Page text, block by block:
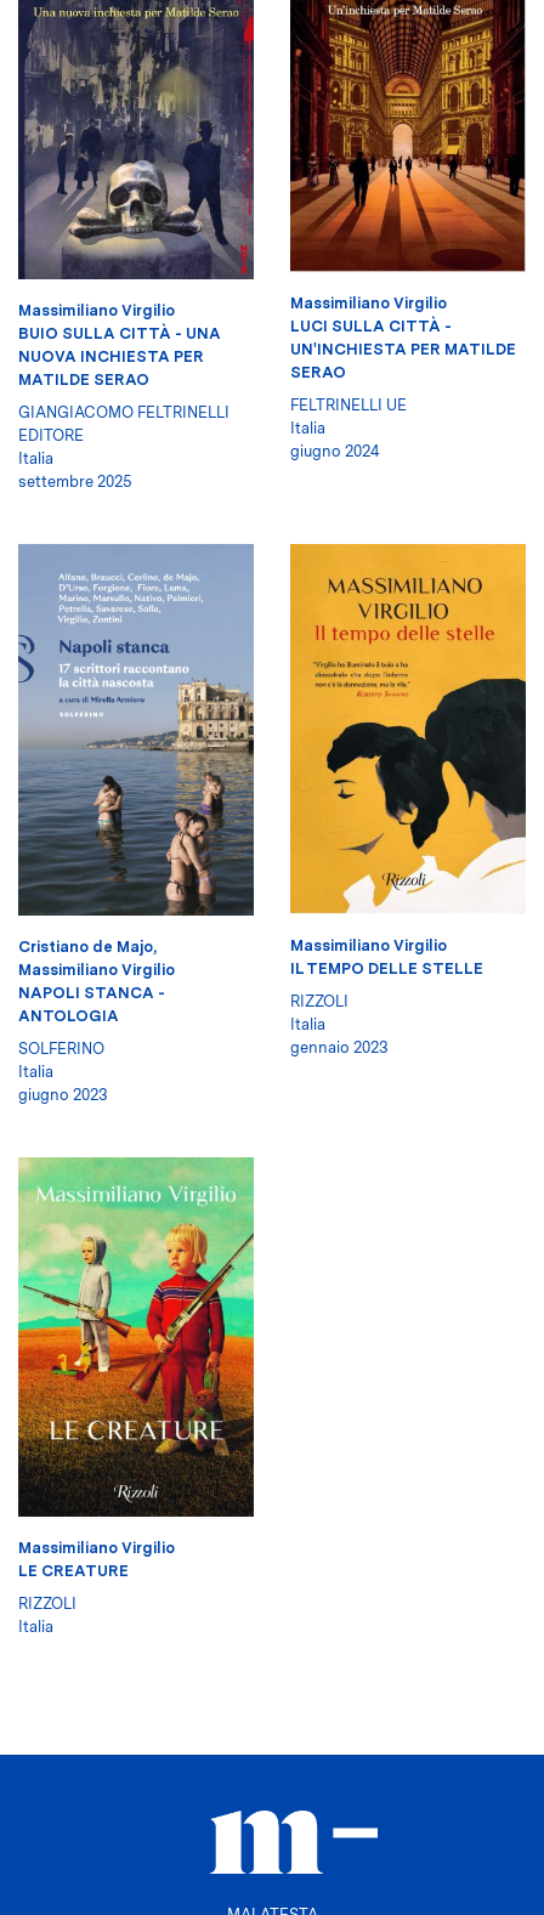
Massimiliano Virgilio
BUIO SULLA CITTÀ - UNA
NUOVA INCHIESTA PER
MATILDE SERAO
GIANGIACOMO FELTRINELLI
EDITORE
Italia
settembre 2025
Massimiliano Virgilio
LUCI SULLA CITTÀ -
UN'INCHIESTA PER MATILDE
SERAO
FELTRINELLI UE
Italia
giugno 2024
Cristiano de Majo,
Massimiliano Virgilio
NAPOLI STANCA -
ANTOLOGIA
SOLFERINO
Italia
giugno 2023
Massimiliano Virgilio
IL TEMPO DELLE STELLE
RIZZOLI
Italia
gennaio 2023
Massimiliano Virgilio
LE CREATURE
RIZZOLI
Italia